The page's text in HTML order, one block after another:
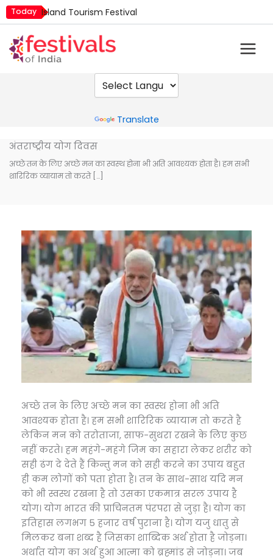
Skip
to
content
Today Island Tourism Festival
Kamika Ekadashi
Mim Kut
Nashik Kumbh Mela
Translate
अंतराष्ट्रीय योग दिवस
अच्छे तन के लिए अच्छे मन का स्वस्थ होना भी अति आवश्यक होता है। हम सभी
शारिरिक व्यायाम तो करते […]
अच्छे तन के लिए अच्छे मन का स्वस्थ होना भी अति
आवश्यक होता है। हम सभी शारिरिक व्यायाम तो करते है
लेकिन मन को तरोताजा, साफ-सुथरा रखने के लिए कुछ
नहीं करते। हम महंगे-महंगे जिम का सहारा लेकर शरीर को
सही ढंग दे देते हैं किन्तु मन को सही करने का उपाय बहुत
ही कम लोगों को पता होता है। तन के साथ-साथ यदि मन
को भी स्वस्थ रखना है तो उसका एकमात्र सरल उपाय है
योग। योग भारत की प्राचिनतम पंरपरा से जुड़ा है। योग का
इतिहास लगभग 5 हजार वर्ष पुराना है। योग यजु धातु से
मिलकर बना शब्द है जिसका शाब्दिक अर्थ होता है जोड़ना।
अर्थात योग का अर्थ हुआ आत्मा को ब्रह्मांड से जोड़ना। जब